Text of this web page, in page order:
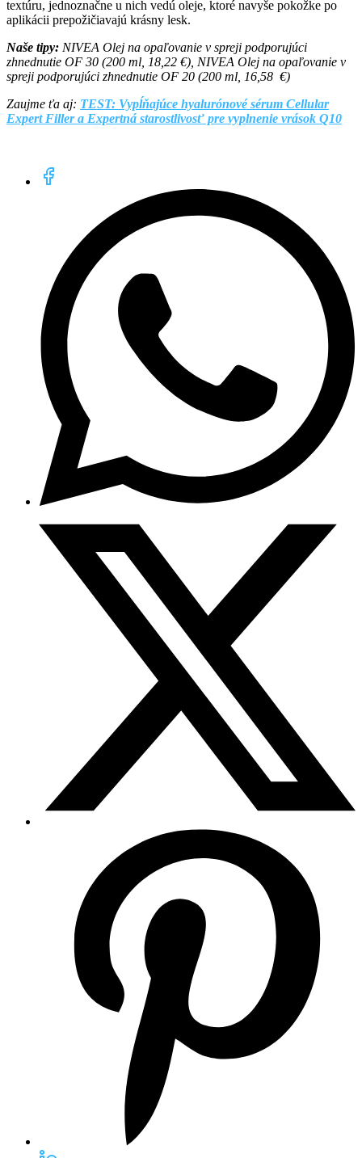
textúru, jednoznačne u nich vedú oleje, ktoré navyše pokožke po
aplikácii prepožičiavajú krásny lesk.
Naše tipy: NIVEA Olej na opaľovanie v spreji podporujúci
zhnednutie OF 30 (200 ml, 18,22 €), NIVEA Olej na opaľovanie v
spreji podporujúci zhnednutie OF 20 (200 ml, 16,58 €)
Zaujme ťa aj: TEST: Vypĺňajúce hyalurónové sérum Cellular
Expert Filler a Expertná starostlivosť pre vyplnenie vrások Q10